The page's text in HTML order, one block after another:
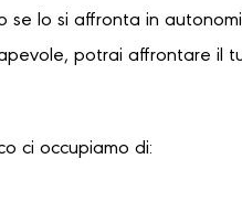
se lo si affronta in
potrai affrontare il
ci occupiamo di: